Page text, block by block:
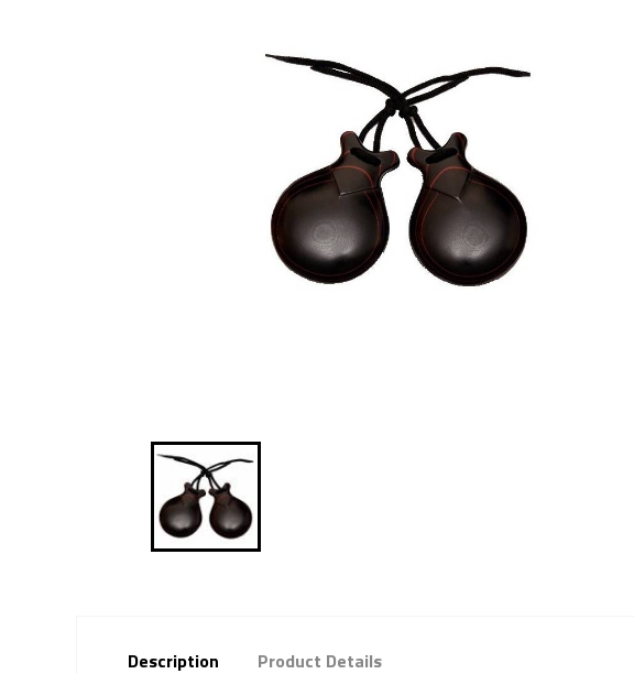
Description Product Details